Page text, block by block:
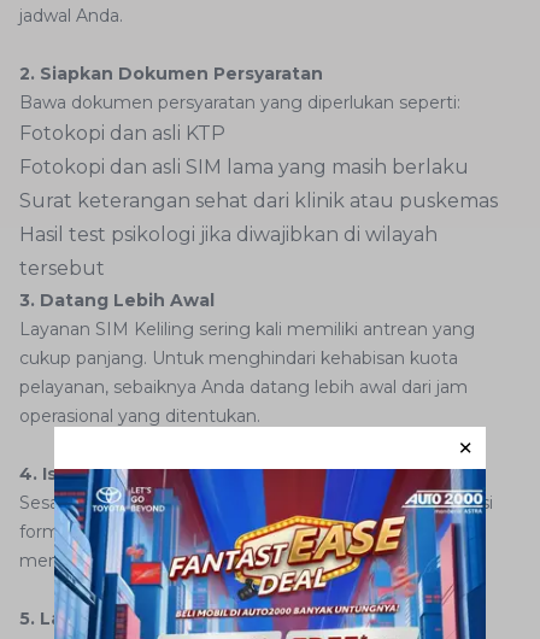
jadwal Anda.
2. Siapkan Dokumen Persyaratan
Bawa dokumen persyaratan yang diperlukan seperti:
Fotokopi dan asli KTP
Fotokopi dan asli SIM lama yang masih berlaku
Surat keterangan sehat dari klinik atau puskemas
Hasil test psikologi jika diwajibkan di wilayah
tersebut
3. Datang Lebih Awal
Layanan SIM Keliling sering kali memiliki antrean yang
cukup panjang. Untuk menghindari kehabisan kuota
pelayanan, sebaiknya Anda datang lebih awal dari jam
operasional yang ditentukan.
4. Isi Formulir dan Ikuti Proses Administrasi
Sesampainya di lokasi, Anda akan diminta untuk mengisi
formulir perpanjangan SIM. Setelah itu, petugas akan
memverifikasi data dan dokumen Anda.
5. Lakukan Pembayaran dan Foto